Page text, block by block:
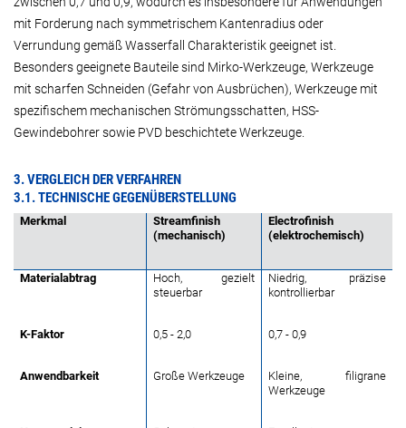
mit Forderung nach symmetrischem Kantenradius oder
Verrundung gemäß Wasserfall Charakteristik geeignet ist.
Besonders geeignete Bauteile sind Mirko-Werkzeuge, Werkzeuge
mit scharfen Schneiden (Gefahr von Ausbrüchen), Werkzeuge mit
spezifischem mechanischen Strömungsschatten, HSS-
Gewindebohrer sowie PVD beschichtete Werkzeuge.
3. VERGLEICH DER VERFAHREN
3.1. TECHNISCHE GEGENÜBERSTELLUNG
Merkmal
Streamfinish
(mechanisch)
Electrofinish
(elektrochemisch)
Materialabtrag
Hoch, gezielt
steuerbar
Niedrig, präzise
kontrollierbar
K-Faktor 0,5 - 2,0 0,7 - 0,9
Anwendbarkeit Große Werkzeuge
Kleine, filigrane
Werkzeuge